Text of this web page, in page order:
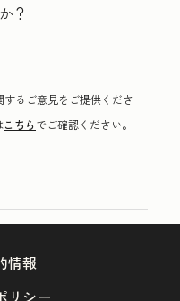
？
るご意見をご提供くださ
こちらでご確認ください。
情報
リシー